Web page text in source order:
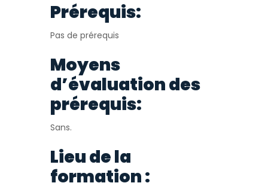
Prérequis:
Pas de prérequis
Moyens
d’évaluation des
prérequis:
Sans.
Lieu de la
formation :